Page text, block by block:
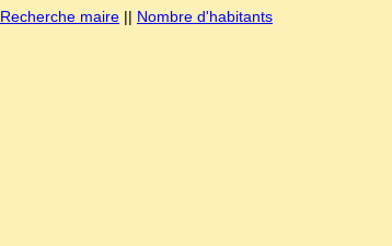
Recherche maire || Nombre d'habitants